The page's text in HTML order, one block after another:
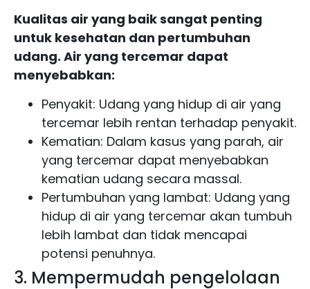
Kualitas air yang baik sangat penting
untuk kesehatan dan pertumbuhan
udang. Air yang tercemar dapat
menyebabkan:
Penyakit: Udang yang hidup di air yang
tercemar lebih rentan terhadap penyakit.
Kematian: Dalam kasus yang parah, air
yang tercemar dapat menyebabkan
kematian udang secara massal.
Pertumbuhan yang lambat: Udang yang
hidup di air yang tercemar akan tumbuh
lebih lambat dan tidak mencapai
potensi penuhnya.
3. Mempermudah pengelolaan